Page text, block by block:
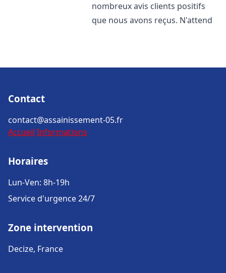
nombreux avis clients positifs
que nous avons reçus. N'attend
Contact
contact@assainissement-05.fr
Accueil Informations
Horaires
Lun-Ven: 8h-19h
Service d'urgence 24/7
Zone intervention
Decize, France